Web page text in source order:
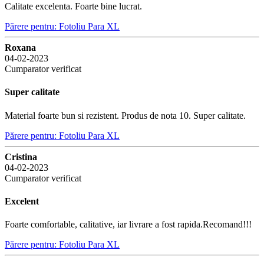
Calitate excelenta. Foarte bine lucrat.
Părere pentru: Fotoliu Para XL
Roxana
04-02-2023
Cumparator verificat
Super calitate
Material foarte bun si rezistent. Produs de nota 10. Super calitate.
Părere pentru: Fotoliu Para XL
Cristina
04-02-2023
Cumparator verificat
Excelent
Foarte comfortable, calitative, iar livrare a fost rapida.Recomand!!!
Părere pentru: Fotoliu Para XL